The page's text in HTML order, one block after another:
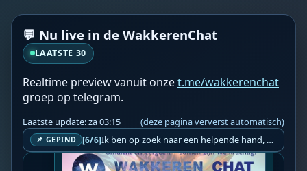
💬 Nu live in de WakkerenChat
LAATSTE 30
Realtime preview vanuit onzet.me/wakkerenchat
groep op telegram.
Laatste update: za 03:15 (deze pagina ververst automatisch)
📌 GEPIND [6/6] Ik ben op zoek naar een helpende hand, een menselijk oog, een admin die helpt met controleren of de chat wel correct word gemodereerd word door NoMoSpam. 98% gaat automatisch goed, toch ik dit nooit helemaal loslaten en moet er altijd een mens mee blijven opletten bij elke beslissing die gemaakt word. Waar bestaan de werkzaamheden uit? Mee kijken in admin log kanaal naar alle drugs/porno/scams die voorbij komen en in het geval van een randgevalletje, ingrijpen en b.v. een verwijderd maar wel toegestaan bericht terug plaatsen met een druk op de knop. tsja zo banaal en simpel is het gesteld.. Word je hier blij van? Nee. Strookt het je ego? Nee. Word je er beter van? Nee. Kost het veel tijd? Totaal niet, consistentie en regelmaat is belangrijker dan 'er even voor kunnen gaan zitten'.. het werk is in een paar seconden gepiept.. je checkt puur of AI de juiste beslissing heeft gemaakt.. …